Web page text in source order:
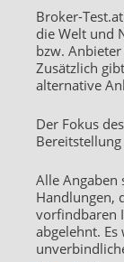
Broker-
die Welt und
bzw.
Zusätzlich
alternative
Der Fokus
Alle Angaben
Handlungen,
vorfindbaren
abgelehnt.